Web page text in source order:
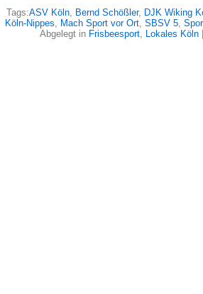
Tags:ASV Köln, Bernd Schößler, DJK Wiking
Köln-Nippes, Mach Sport vor Ort, SBSV 5,
Abgelegt in Frisbeesport, Lokales Köln